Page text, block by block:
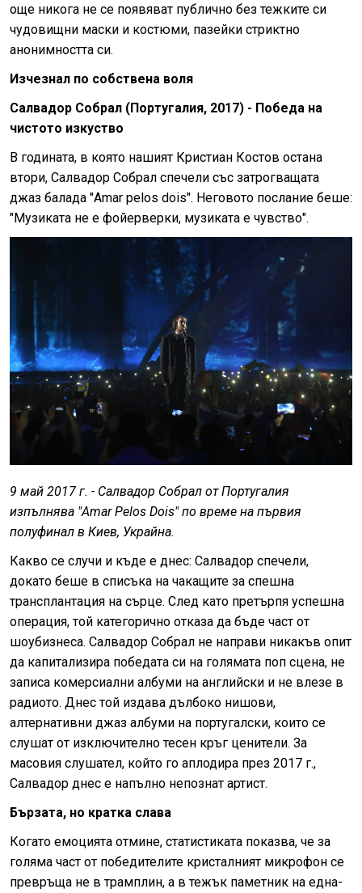
още никога не се появяват публично без тежките си
чудовищни маски и костюми, пазейки стриктно
анонимността си.
Изчезнал по собствена воля
Салвадор Собрал (Португалия, 2017) - Победа на
чистото изкуство
В годината, в която нашият Кристиан Костов остана
втори, Салвадор Собрал спечели със затрогващата
джаз балада "Amar pelos dois". Неговото послание беше:
"Музиката не е фойерверки, музиката е чувство".
9 май 2017 г. - Салвадор Собрал от Португалия
изпълнява "Amar Pelos Dois" по време на първия
полуфинал в Киев, Украйна.
Какво се случи и къде е днес: Салвадор спечели,
докато беше в списъка на чакащите за спешна
трансплантация на сърце. След като претърпя успешна
операция, той категорично отказа да бъде част от
шоубизнеса. Салвадор Собрал не направи никакъв опит
да капитализира победата си на голямата поп сцена, не
записа комерсиални албуми на английски и не влезе в
радиото. Днес той издава дълбоко нишови,
алтернативни джаз албуми на португалски, които се
слушат от изключително тесен кръг ценители. За
масовия слушател, който го аплодира през 2017 г.,
Салвадор днес е напълно непознат артист.
Бързата, но кратка слава
Когато емоцията отмине, статистиката показва, че за
голяма част от победителите кристалният микрофон се
превръща не в трамплин, а в тежък паметник на една-